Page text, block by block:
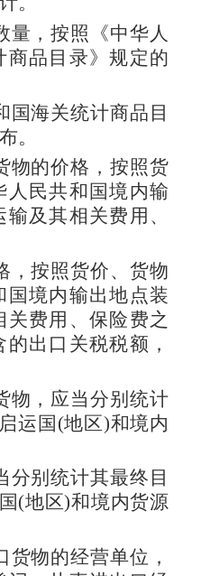
量，按照《中华人
商品目录》规定的
国海关统计商品目
。
的价格，按照货
人民共和国境内输
及其相关费用、
，按照货价、货物
国境内输出地点装
费用、保险费之
出口关税税额，
，应当分别统计
运国(地区)和境内
分别统计其最终目
(地区)和境内货源
物的经营单位，